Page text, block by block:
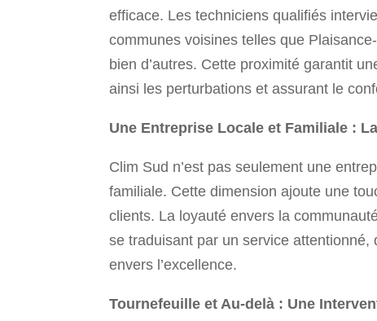
efficace. Les techniciens qualifiés
communes voisines telles que
bien d’autres. Cette proximité garantit
ainsi les perturbations et assurant le
Une Entreprise Locale et Familiale :
Clim Sud n’est pas seulement une
familiale. Cette dimension ajoute une
clients. La loyauté envers la
se traduisant par un service
envers l’excellence.
Tournefeuille et Au-delà : Une